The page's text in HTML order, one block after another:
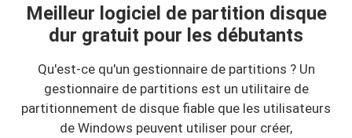
Meilleur logiciel de partition disque
dur gratuit pour les débutants
Qu'est-ce qu'un gestionnaire de partitions ? Un
gestionnaire de partitions est un utilitaire de
partitionnement de disque fiable que les utilisateurs
de Windows peuvent utiliser pour créer,